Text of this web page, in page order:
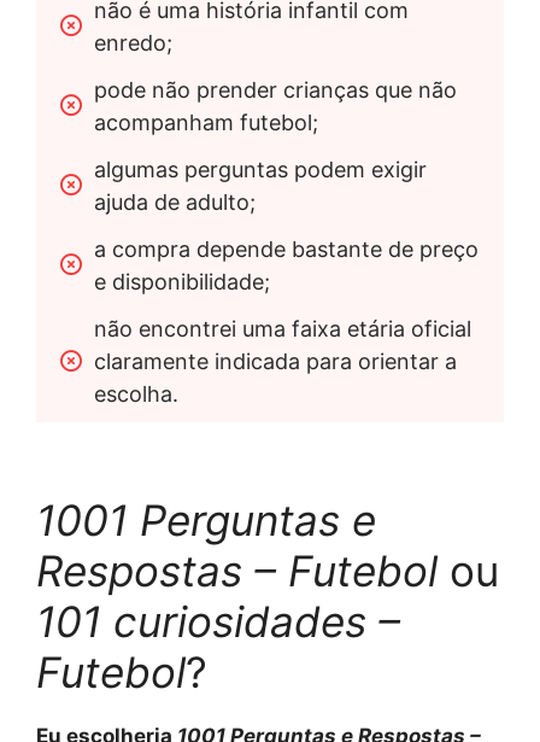
não é uma história infantil com
enredo;
pode não prender crianças que não
acompanham futebol;
algumas perguntas podem exigir
ajuda de adulto;
a compra depende bastante de preço
e disponibilidade;
não encontrei uma faixa etária oficial
claramente indicada para orientar a
escolha.
1001 Perguntas e
Respostas – Futebol ou
101 curiosidades –
Futebol?
Eu escolheria 1001 Perguntas e Respostas –